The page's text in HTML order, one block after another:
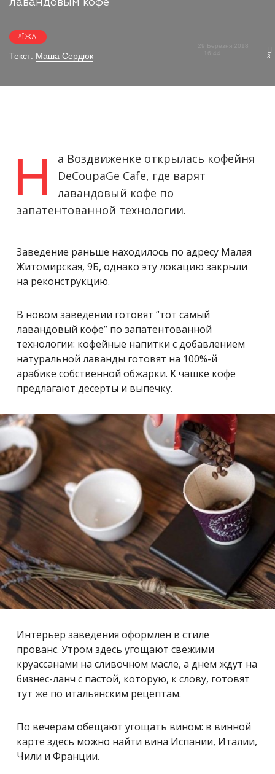
лавандовым кофе
ЇЖА
Текст: Маша Сердюк
29 Березня 2018
3
Н
а Воздвиженке открылась кофейня
DeCoupaGe Cafe, где варят
лавандовый кофе по
запатентованной технологии.
Заведение раньше находилось по адресу Малая
Житомирская, 9Б, однако эту локацию закрыли
на реконструкцию.
В новом заведении готовят “тот самый
лавандовый кофе” по запатентованной
технологии: кофейные напитки с добавлением
натуральной лаванды готовят на 100%-й
арабике собственной обжарки. К чашке кофе
предлагают десерты и выпечку.
Интерьер заведения оформлен в стиле
прованс. Утром здесь угощают свежими
круассанами на сливочном масле, а днем ждут на
бизнес-ланч с пастой, которую, к слову, готовят
тут же по итальянским рецептам.
По вечерам обещают угощать вином: в винной
карте здесь можно найти вина Испании, Италии,
Чили и Франции.